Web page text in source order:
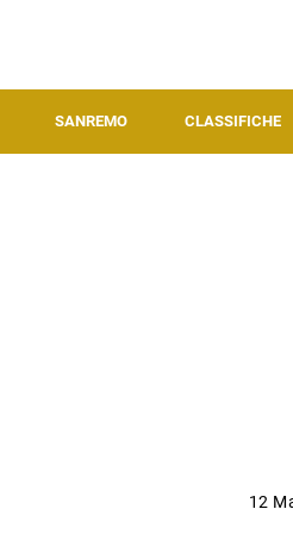
SANREMO CLASSIFICHE
12